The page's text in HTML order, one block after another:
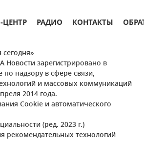
ЦЕНТР РАДИО КОНТАКТЫ
Новости зарегистрировано в
надзору в сфере связи,
и массовых коммуникаций
2014 года.
Cookie и автоматического
(ред. 2023 г.)
рекомендательных технологий